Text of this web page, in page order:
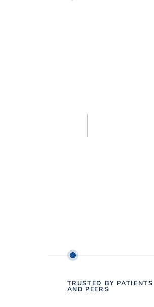
TRUSTED BY PATIENTS
AND PEERS